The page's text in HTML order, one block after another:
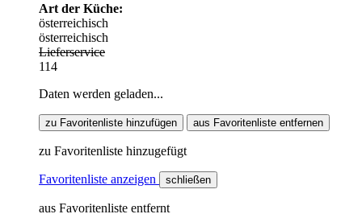
Art der Küche:
österreichisch
österreichisch
Lieferservice
114
Daten werden geladen...
zu Favoritenliste hinzufügen aus Favoritenliste entfernen
zu Favoritenliste hinzugefügt
Favoritenliste anzeigen schließen
aus Favoritenliste entfernt